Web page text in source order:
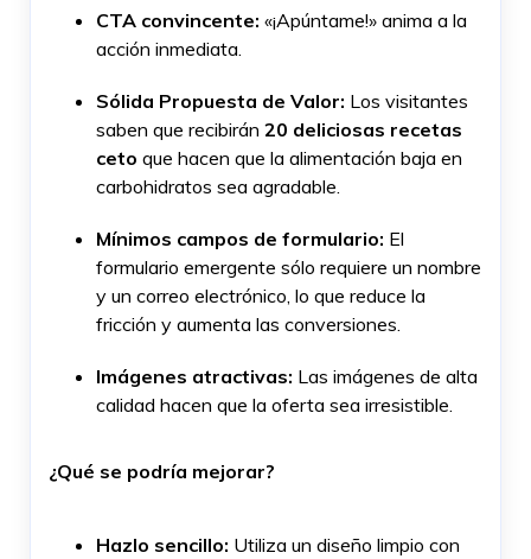
CTA convincente: «¡Apúntame!» anima a la
acción inmediata.
Sólida Propuesta de Valor: Los visitantes
saben que recibirán 20 deliciosas recetas
ceto que hacen que la alimentación baja en
carbohidratos sea agradable.
Mínimos campos de formulario: El
formulario emergente sólo requiere un nombre
y un correo electrónico, lo que reduce la
fricción y aumenta las conversiones.
Imágenes atractivas: Las imágenes de alta
calidad hacen que la oferta sea irresistible.
¿Qué se podría mejorar?
Hazlo sencillo: Utiliza un diseño limpio con